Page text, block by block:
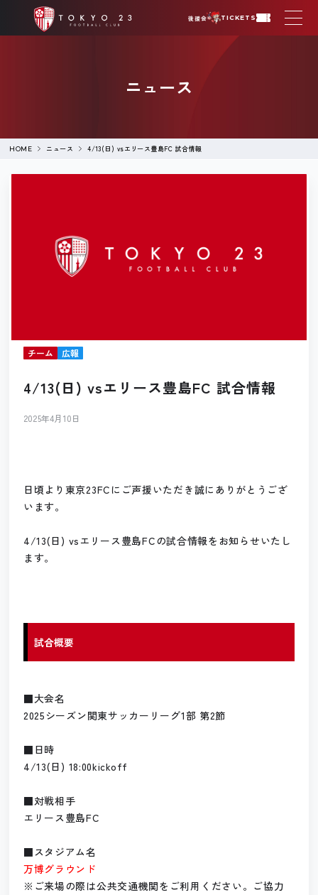
後援会 TICKETS
ニュース
HOME ニュース 4/13(日) vsエリース豊島FC 試合情報
チーム 広報
4/13(日) vsエリース豊島FC 試合情報
2025年4月10日
日頃より東京23FCにご声援いただき誠にありがとうござ
います。
4/13(日) vsエリース豊島FCの試合情報をお知らせいたし
ます。
試合概要
■大会名
2025シーズン関東サッカーリーグ1部 第2節
■日時
4/13(日) 18:00kickoff
■対戦相手
エリース豊島FC
■スタジアム名
万博グラウンド
※ご来場の際は公共交通機関をご利用ください。ご協力